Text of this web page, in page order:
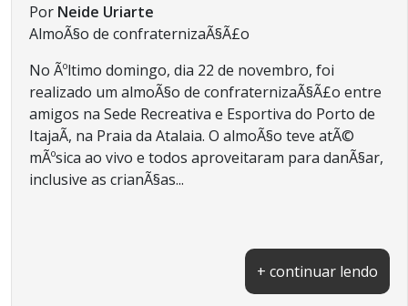
Por Neide Uriarte
AlmoÃ§o de confraternizaÃ§Ã£o
No Ãºltimo domingo, dia 22 de novembro, foi
realizado um almoÃ§o de confraternizaÃ§Ã£o entre
amigos na Sede Recreativa e Esportiva do Porto de
ItajaÃ­, na Praia da Atalaia. O almoÃ§o teve atÃ©
mÃºsica ao vivo e todos aproveitaram para danÃ§ar,
inclusive as crianÃ§as...
+ continuar lendo